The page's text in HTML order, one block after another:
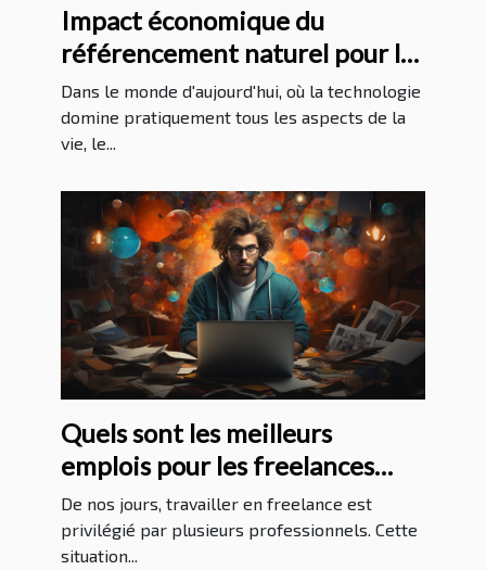
Impact économique du
référencement naturel pour les
entreprises à La Réunion
Dans le monde d'aujourd'hui, où la technologie
domine pratiquement tous les aspects de la
vie, le...
Quels sont les meilleurs
emplois pour les freelances
sans expérience ?
De nos jours, travailler en freelance est
privilégié par plusieurs professionnels. Cette
situation...